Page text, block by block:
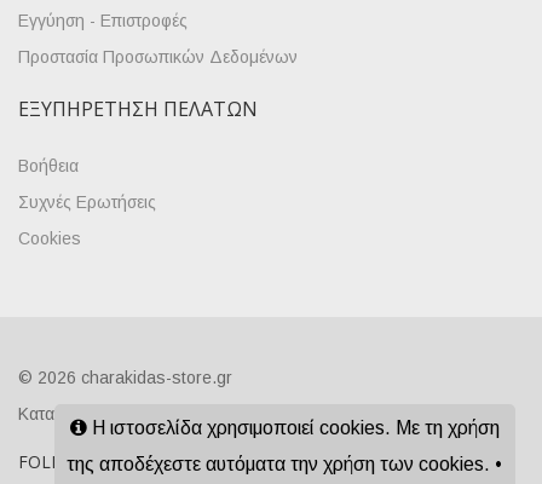
Η ιστοσελίδα χρησιμοποιεί cookies. Με τη χρήση
της αποδέχεστε αυτόματα την χρήση των cookies. •
Εγγύηση - Επιστροφές
Προστασία Προσωπικών Δεδομένων
ΕΞΥΠΗΡΈΤΗΣΗ ΠΕΛΑΤΏΝ
Βοήθεια
Συχνές Ερωτήσεις
Cookies
© 2026 charakidas-store.gr
Κατασκευή ιστοσελίδων - www.qualityweb.gr
FOLLOW US ON SOCIAL